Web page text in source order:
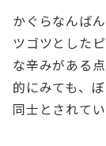
かぐらなんば
ツゴツとした
な辛みがある
的にみても、
同士とされてい